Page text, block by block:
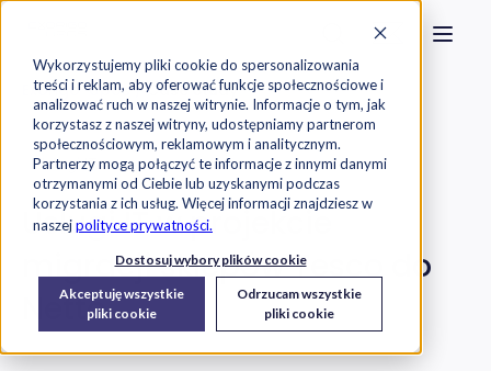
Wykorzystujemy pliki cookie do spersonalizowania
treści i reklam, aby oferować funkcje społecznościowe i
analizować ruch w naszej witrynie. Informacje o tym, jak
korzystasz z naszej witryny, udostępniamy partnerom
społecznościowym, reklamowym i analitycznym.
Partnerzy mogą połączyć te informacje z innymi danymi
otrzymanymi od Ciebie lub uzyskanymi podczas
korzystania z ich usług. Więcej informacji znajdziesz w
naszejpolityce prywatności.
Dostosuj wybory plików cookie
Akceptuję wszystkie
pliki cookie
Odrzucam wszystkie
pliki cookie
Szukaj na stronie
Skontaktuj
Exorigo-Upos Case Study
Usługi IT
Usługi IT w projekcie
migracji sklepów Tesco do
Netto